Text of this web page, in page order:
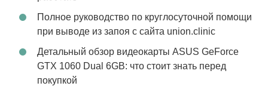
Полное руководство по круглосуточной помощи
при выводе из запоя с сайта union.clinic
Детальный обзор видеокарты ASUS GeForce
GTX 1060 Dual 6GB: что стоит знать перед
покупкой